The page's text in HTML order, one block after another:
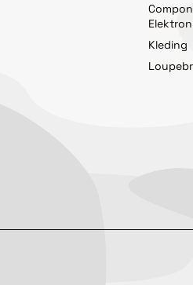
Kleding